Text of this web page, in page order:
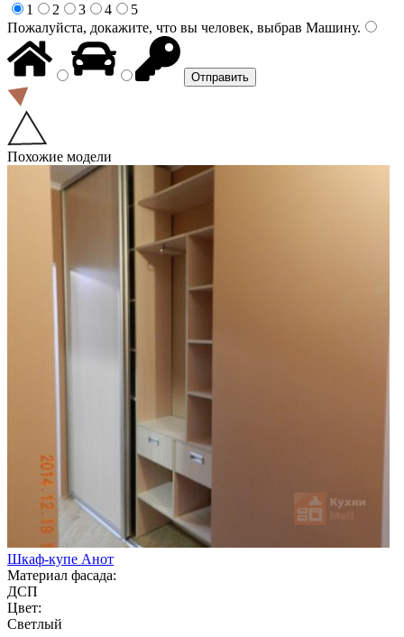
1
2 3 4
5
Пожалуйста, докажите, что вы человек, выбрав Машину.
Похожие модели
Шкаф-купе Анот
Материал фасада:
ДСП
Цвет:
Светлый